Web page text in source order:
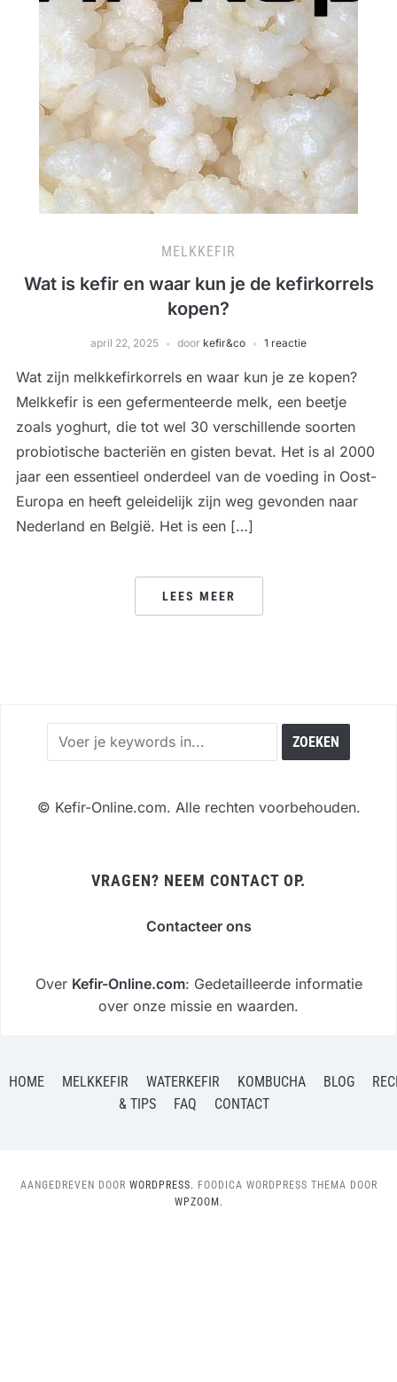
MELKKEFIR
Wat is kefir en waar kun je de kefirkorrels
kopen?
april 22, 2025 door kefir&co 1 reactie
Wat zijn melkkefirkorrels en waar kun je ze kopen?
Melkkefir is een gefermenteerde melk, een beetje
zoals yoghurt, die tot wel 30 verschillende soorten
probiotische bacteriën en gisten bevat. Het is al 2000
jaar een essentieel onderdeel van de voeding in Oost-
Europa en heeft geleidelijk zijn weg gevonden naar
Nederland en België. Het is een […]
LEES MEER
© Kefir-Online.com. Alle rechten voorbehouden.
VRAGEN? NEEM CONTACT OP.
Contacteer ons
Over Kefir-Online.com: Gedetailleerde informatie
over onze missie en waarden.
HOME MELKKEFIR WATERKEFIR KOMBUCHA BLOG
& TIPS
FAQ CONTACT
AANGEDREVEN DOOR WORDPRESS. FOODICA WORDPRESS THEMA DOOR
WPZOOM.